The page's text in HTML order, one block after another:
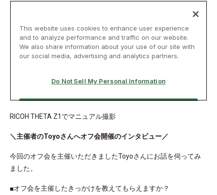
RICOH THETA Z1でマニュアル撮影
＼主催者のToyoさんへオフ会開催のインタビュー／
今回のオフ会を主催いただきましたToyoさんにお話を伺ってみ
ました。
■オフ会を主催したきっかけを教えてもらえますか？